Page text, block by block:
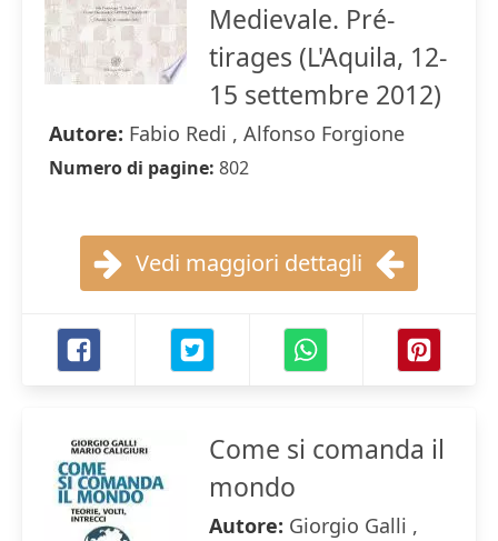
Medievale. Pré-
tirages (L'Aquila, 12-
15 settembre 2012)
Autore: Fabio Redi , Alfonso Forgione
Numero di pagine: 802
Vedi maggiori dettagli
Come si comanda il
mondo
Autore: Giorgio Galli ,